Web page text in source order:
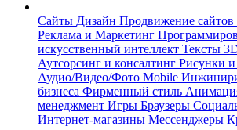
Сайты Дизайн Продвижение
Реклама и Маркетинг
искусственный интеллект Тексты
Аутсорсинг и консалтинг Рисунки
Аудио/Видео/Фото Mobile
бизнеса Фирменный стиль
менеджмент Игры Браузеры
Интернет-магазины Мессенджеры